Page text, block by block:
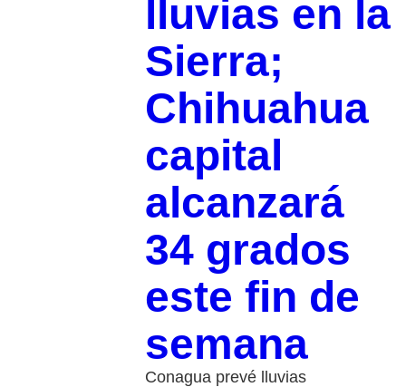
lluvias en la
Sierra;
Chihuahua
capital
alcanzará
34 grados
este fin de
semana
Conagua prevé lluvias